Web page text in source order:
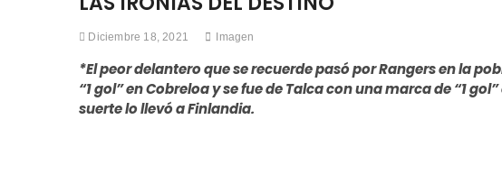
Diciembre 18, 2021 Imagen
*El peor delantero que se recuerde pasó por Rangers en la
“1 gol” en Cobreloa y se fue de Talca con una marca de “1
suerte lo llevó a Finlandia.